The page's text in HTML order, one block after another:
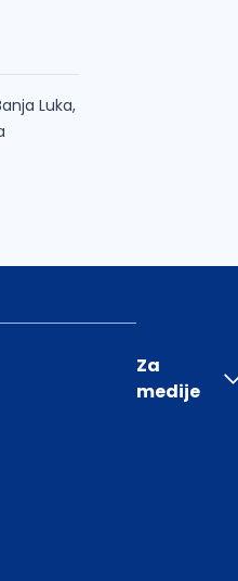
Luka,
Za
medije